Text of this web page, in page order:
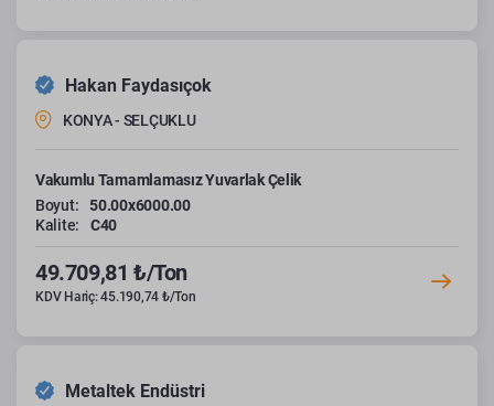
Hakan Faydasıçok
KONYA - SELÇUKLU
Vakumlu Tamamlamasız Yuvarlak Çelik
Boyut:
50.00x6000.00
Kalite:
C40
49.709,81 ₺/Ton
KDV Hariç: 45.190,74 ₺/Ton
Metaltek Endüstri